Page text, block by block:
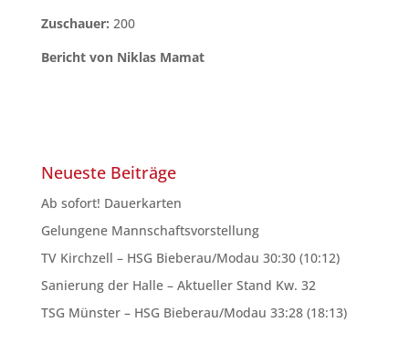
Zuschauer: 200
Bericht von Niklas Mamat
Neueste Beiträge
Ab sofort! Dauerkarten
Gelungene Mannschaftsvorstellung
TV Kirchzell – HSG Bieberau/Modau 30:30 (10:12)
Sanierung der Halle – Aktueller Stand Kw. 32
TSG Münster – HSG Bieberau/Modau 33:28 (18:13)